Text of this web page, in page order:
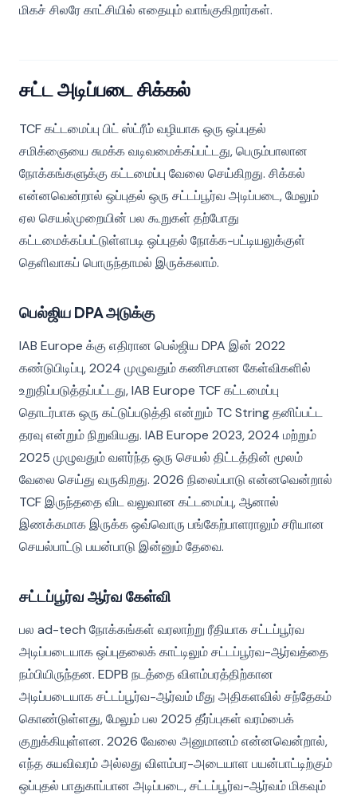
மிகச் சிலரே காட்சியில் எதையும் வாங்குகிறார்கள்.
சட்ட அடிப்படை சிக்கல்
TCF கட்டமைப்பு பிட் ஸ்ட்ரீம் வழியாக ஒரு ஒப்புதல்
சமிக்ஞையை சுமக்க வடிவமைக்கப்பட்டது, பெரும்பாலான
நோக்கங்களுக்கு கட்டமைப்பு வேலை செய்கிறது. சிக்கல்
என்னவென்றால் ஒப்புதல் ஒரு சட்டப்பூர்வ அடிப்படை, மேலும்
ஏல செயல்முறையின் பல கூறுகள் தற்போது
கட்டமைக்கப்பட்டுள்ளபடி ஒப்புதல் நோக்க-பட்டியலுக்குள்
தெளிவாகப் பொருந்தாமல் இருக்கலாம்.
பெல்ஜிய DPA அடுக்கு
IAB Europe க்கு எதிரான பெல்ஜிய DPA இன் 2022
கண்டுபிடிப்பு, 2024 முழுவதும் கணிசமான கேள்விகளில்
உறுதிப்படுத்தப்பட்டது, IAB Europe TCF கட்டமைப்பு
தொடர்பாக ஒரு கட்டுப்படுத்தி என்றும் TC String தனிப்பட்ட
தரவு என்றும் நிறுவியது. IAB Europe 2023, 2024 மற்றும்
2025 முழுவதும் வளர்ந்த ஒரு செயல் திட்டத்தின் மூலம்
வேலை செய்து வருகிறது. 2026 நிலைப்பாடு என்னவென்றால்
TCF இருந்ததை விட வலுவான கட்டமைப்பு, ஆனால்
இணக்கமாக இருக்க ஒவ்வொரு பங்கேற்பாளராலும் சரியான
செயல்பாட்டு பயன்பாடு இன்னும் தேவை.
சட்டப்பூர்வ ஆர்வ கேள்வி
பல ad-tech நோக்கங்கள் வரலாற்று ரீதியாக சட்டப்பூர்வ
அடிப்படையாக ஒப்புதலைக் காட்டிலும் சட்டப்பூர்வ-ஆர்வத்தை
நம்பியிருந்தன. EDPB நடத்தை விளம்பரத்திற்கான
அடிப்படையாக சட்டப்பூர்வ-ஆர்வம் மீது அதிகளவில் சந்தேகம்
கொண்டுள்ளது, மேலும் பல 2025 தீர்ப்புகள் வரம்பைக்
குறுக்கியுள்ளன. 2026 வேலை அனுமானம் என்னவென்றால்,
எந்த சுயவிவரம் அல்லது விளம்பர-அடையாள பயன்பாட்டிற்கும்
ஒப்புதல் பாதுகாப்பான அடிப்படை, சட்டப்பூர்வ-ஆர்வம் மிகவும்